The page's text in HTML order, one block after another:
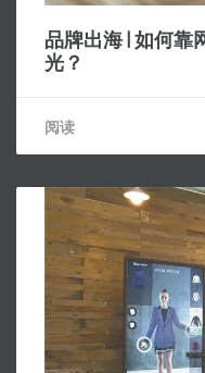
品牌出海 | 如何靠
光？
阅读